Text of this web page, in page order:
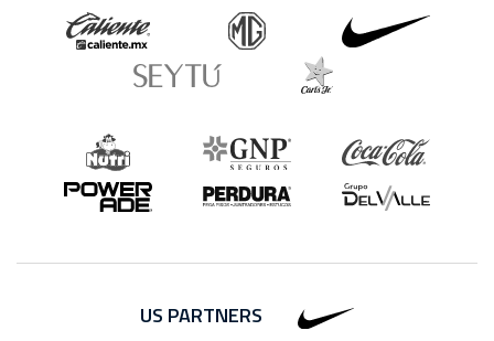
US PARTNERS